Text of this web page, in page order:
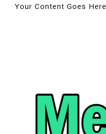
Your Content Goes Here